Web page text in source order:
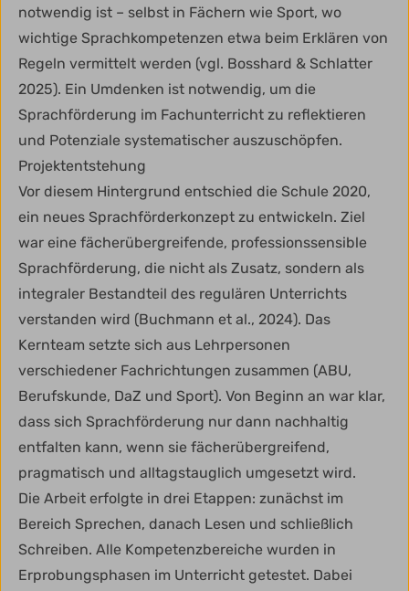
notwendig ist – selbst in Fächern wie Sport, wo
wichtige Sprachkompetenzen etwa beim Erklären von
Regeln vermittelt werden (vgl. Bosshard & Schlatter
2025). Ein Umdenken ist notwendig, um die
Sprachförderung im Fachunterricht zu reflektieren
und Potenziale systematischer auszuschöpfen.
Projektentstehung
Vor diesem Hintergrund entschied die Schule 2020,
ein neues Sprachförderkonzept zu entwickeln. Ziel
war eine fächerübergreifende, professionssensible
Sprachförderung, die nicht als Zusatz, sondern als
integraler Bestandteil des regulären Unterrichts
verstanden wird (Buchmann et al., 2024). Das
Kernteam setzte sich aus Lehrpersonen
verschiedener Fachrichtungen zusammen (ABU,
Berufskunde, DaZ und Sport). Von Beginn an war klar,
dass sich Sprachförderung nur dann nachhaltig
entfalten kann, wenn sie fächerübergreifend,
pragmatisch und alltagstauglich umgesetzt wird.
Die Arbeit erfolgte in drei Etappen: zunächst im
Bereich Sprechen, danach Lesen und schließlich
Schreiben. Alle Kompetenzbereiche wurden in
Erprobungsphasen im Unterricht getestet. Dabei